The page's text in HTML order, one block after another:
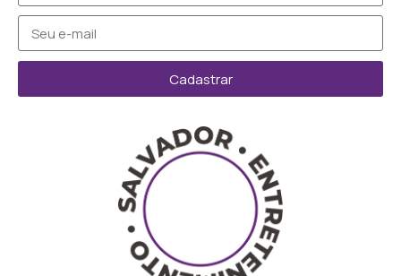
Cadastrar